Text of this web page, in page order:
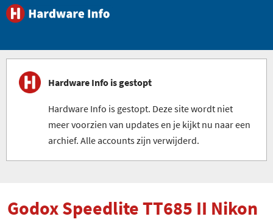
Hardware Info is gestopt
Hardware Info is gestopt. Deze site wordt niet
meer voorzien van updates en je kijkt nu naar een
archief. Alle accounts zijn verwijderd.
Godox Speedlite TT685 II Nikon